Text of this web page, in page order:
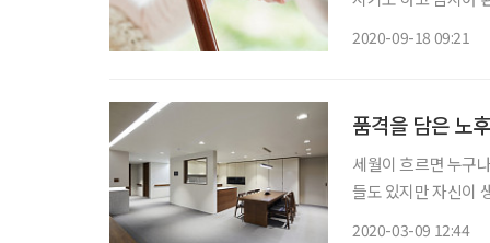
2020-09-18 09:21
품격을 담은 노
세월이 흐르면 누구
들도 있지만 자신이
2020-03-09 12:44